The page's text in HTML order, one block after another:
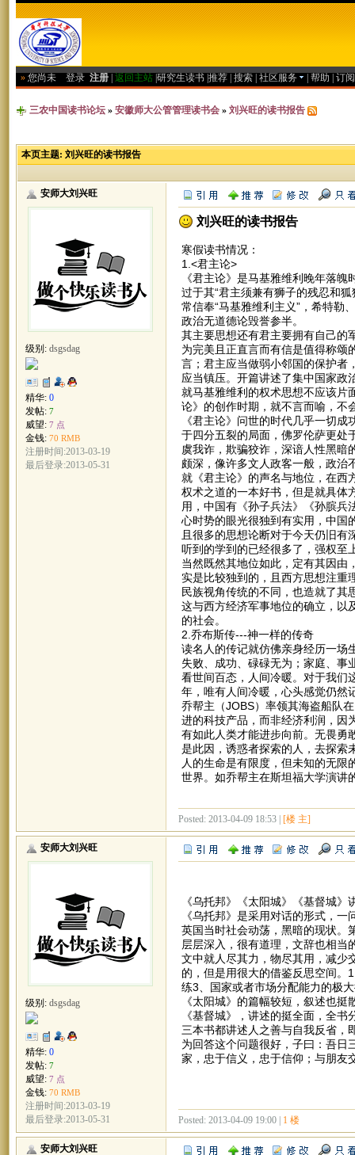
» 您尚未 登录 注册 返回主站 研究生读书 推荐 搜索 社区服务 帮助 订
三农中国读书论坛 » 安徽师大公管管理读书会 » 刘兴旺的读书报告
本页主题: 刘兴旺的读书报告
安师大刘兴旺
级别: dsgsdag
精华: 0
发帖: 7
威望: 7 点
金钱: 70 RMB
注册时间:2013-03-19
最后登录:2013-05-31
刘兴旺的读书报告
寒假读书情况：
1.<君主论>
《君主论》是马基雅维利晚年落
过于其“君主须兼有狮子的残忍和
常信奉“马基雅维利主义”，希特勒
政治无道德论毁誉参半。
其主要思想还有君主要拥有自己的
为完美且正直言而有信是值得称颂
言；君主应当做弱小邻国的保护者
应当镇压。开篇讲述了集中国家政
就马基雅维利的权术思想不应该片
论》的创作时期，就不言而喻，不
《君主论》问世的时代几乎一切
于四分五裂的局面，佛罗伦萨更处
虞我诈，欺骗狡诈，深谙人性黑暗
颇深，像许多文人政客一般，政治
就《君主论》的声名与地位，在西
权术之道的一本好书，但是就具体
用，中国有《孙子兵法》《孙膑兵
心时势的眼光很独到有实用，中国
且很多的思想论断对于今天仍旧
听到的学到的已经很多了，强权至
当然既然其地位如此，定有其因由
实是比较独到的，且西方思想注重
民族视角传统的不同，也造就了其
这与西方经济军事地位的确立，以
的社会。
2.乔布斯传---神一样的传奇
读名人的传记就仿佛亲身经历一场
失败、成功、碌碌无为；家庭、
看世间百态，人间冷暖。对于我们
年，唯有人间冷暖，心头感觉仍然
乔帮主（JOBS）率领其海盗船队
进的科技产品，而非经济利润，因
有如此人类才能进步向前。无畏勇
是此因，诱惑者探索的人，去探索
人的生命是有限度，但未知的无
世界。如乔帮主在斯坦福大学演讲
Posted: 2013-04-09 18:53 | [楼 主]
安师大刘兴旺
级别: dsgsdag
精华: 0
发帖: 7
威望: 7 点
金钱: 70 RMB
注册时间:2013-03-19
最后登录:2013-05-31
《乌托邦》《太阳城》《基督城
《乌托邦》是采用对话的形式，
英国当时社会动荡，黑暗的现状。
层层深入，很有道理，文辞也相当
文中就人尽其力，物尽其用，减少
的，但是用很大的借鉴反思空间。
练3、国家或者市场分配能力的极
《太阳城》的篇幅较短，叙述也挺
《基督城》，讲述的挺全面，全
三本书都讲述人之善与自我反省，
为回答这个问题很好，子曰：吾日
家，忠于信义，忠于信仰；与朋友
Posted: 2013-04-09 19:00 | 1 楼
安师大刘兴旺